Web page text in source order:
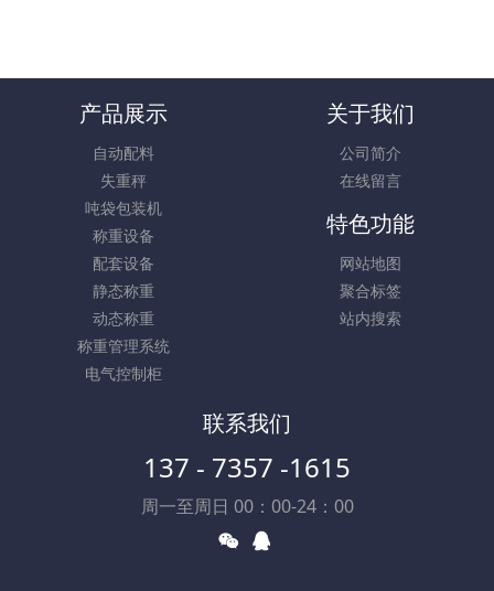
产品展示
自动配料
失重秤
吨袋包装机
称重设备
配套设备
静态称重
动态称重
称重管理系统
电气控制柜
关于我们
公司简介
在线留言
特色功能
网站地图
聚合标签
站内搜索
联系我们
137 - 7357 -1615
周一至周日 00：00-24：00